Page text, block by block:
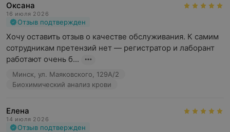
Оксана
16 июля 2026
Отзыв подтвержден
Хочу оставить отзыв о качестве обслуживания. К самим
сотрудникам претензий нет — регистратор и лаборант
работают очень б...
Минск, ул. Маяковского, 129А/2
Биохимический анализ крови
Елена
14 июля 2026
Отзыв подтвержден